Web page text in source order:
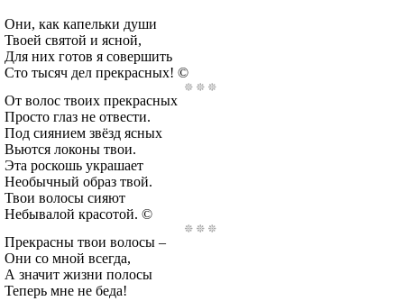
Они, как капельки души
Твоей святой и ясной,
Для них готов я совершить
Сто тысяч дел прекрасных! ©
От волос твоих прекрасных
Просто глаз не отвести.
Под сиянием звёзд ясных
Вьются локоны твои.
Эта роскошь украшает
Необычный образ твой.
Твои волосы сияют
Небывалой красотой. ©
Прекрасны твои волосы –
Они со мной всегда,
А значит жизни полосы
Теперь мне не беда!